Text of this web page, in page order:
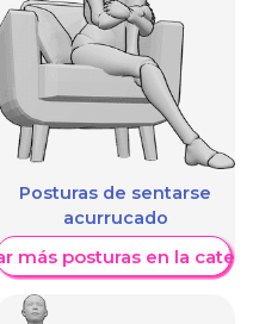
Posturas de sentarse
acurrucado
más posturas en la